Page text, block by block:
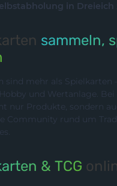
in Dreieich
sammeln,
sind mehr als Spielkarten
und Wertanlage.
nur Produkte, sondern
Community rund um
& TCG